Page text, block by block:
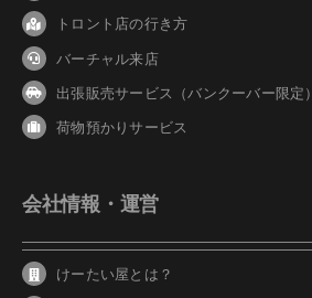
トロント店の行き方
バーチャル来店
出張販売サービス（バンクーバー限定）
荷物預かりサービス
会社情報・運営
けーたい屋とは？